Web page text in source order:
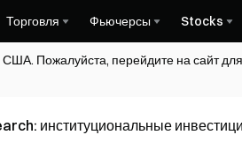
Торговля Фьючерсы Stocks
Пожалуйста, перейдите на сайт
институциональные